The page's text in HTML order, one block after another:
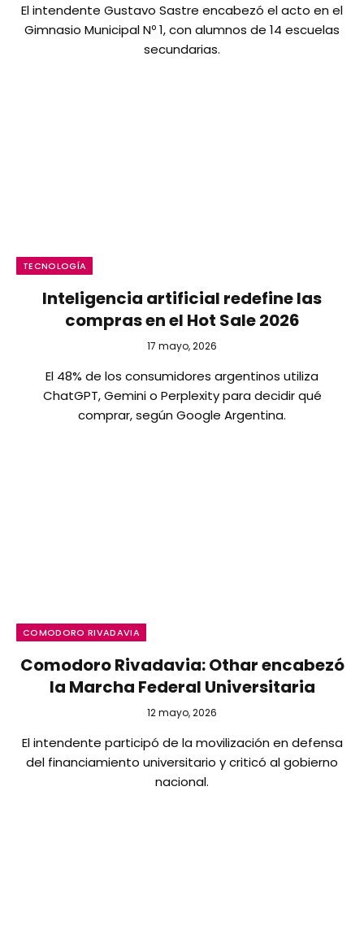
El intendente Gustavo Sastre encabezó el acto en el
Gimnasio Municipal Nº 1, con alumnos de 14 escuelas
secundarias.
TECNOLOGÍA
Inteligencia artificial redefine las
compras en el Hot Sale 2026
17 mayo, 2026
El 48% de los consumidores argentinos utiliza
ChatGPT, Gemini o Perplexity para decidir qué
comprar, según Google Argentina.
COMODORO RIVADAVIA
Comodoro Rivadavia: Othar encabezó
la Marcha Federal Universitaria
12 mayo, 2026
El intendente participó de la movilización en defensa
del financiamiento universitario y criticó al gobierno
nacional.